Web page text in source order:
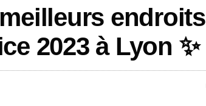
endroits
2023 à Lyon ✨